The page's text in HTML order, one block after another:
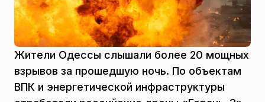
Жители Одессы слышали более 20 мощных
взрывов за прошедшую ночь. По объектам
ВПК и энергетической инфраструктуры